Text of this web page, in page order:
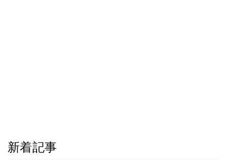
新着記事